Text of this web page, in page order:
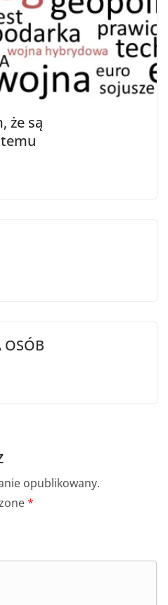
że są
OSÓB
opublikowany.
*